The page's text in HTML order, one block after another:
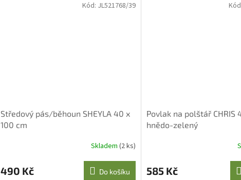
Středový pás/běhoun SHEYLA 40 x
100 cm
Skladem (2 ks)
490 Kč Do košíku
Kód: JL521768/39
Povlak na polštář CHRIS
hnědo-zelený
585 Kč